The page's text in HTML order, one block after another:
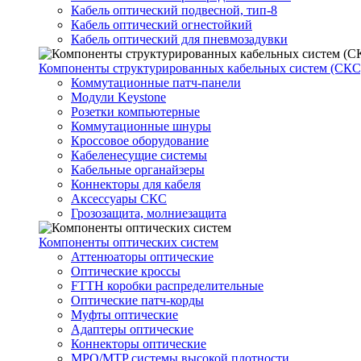
Кабель оптический подвесной, тип-8
Кабель оптический огнестойкий
Кабель оптический для пневмозадувки
Компоненты структурированных кабельных систем
Коммутационные патч-панели
Модули Keystone
Розетки компьютерные
Коммутационные шнуры
Кроссовое оборудование
Кабеленесущие системы
Кабельные органайзеры
Коннекторы для кабеля
Аксессуары СКС
Грозозащита, молниезащита
Компоненты оптических систем
Аттенюаторы оптические
Оптические кроссы
FTTH коробки распределительные
Оптические патч-корды
Муфты оптические
Адаптеры оптические
Коннекторы оптические
MPO/MTP системы высокой плотности